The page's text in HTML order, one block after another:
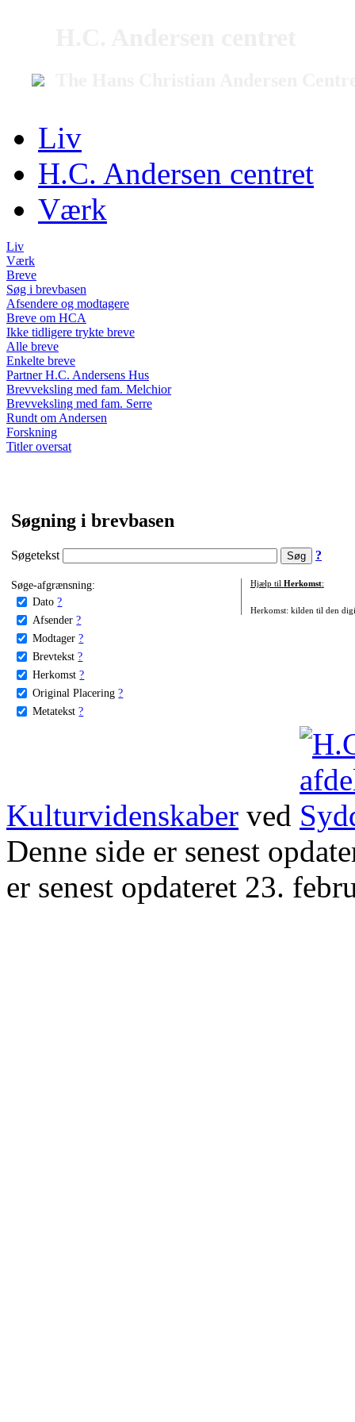
Liv
H.C. Andersen centret
Værk
Liv
Værk
Breve
Søg i brevbasen
Afsendere og modtagere
Breve om HCA
Ikke tidligere trykte breve
Alle breve
Enkelte breve
Partner H.C. Andersens Hus
Brevveksling med fam. Melchior
Brevveksling med fam. Serre
Rundt om Andersen
Forskning
Titler oversat
Søgning i brevbasen
Søgetekst ?
Søge-afgrænsning:
Dato ?
Afsender ?
Modtager ?
Brevtekst ?
Herkomst ?
Original Placering ?
Metatekst ?
Hjælp til Herkomst:
Herkomst: kilden til den
Kulturvidenskaber ved
Denne side er senest
er senest opdateret 23.